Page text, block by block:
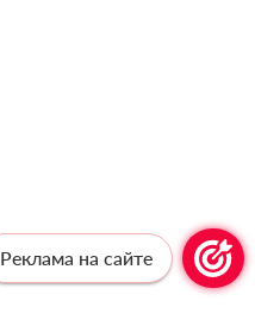
Реклама на сайте